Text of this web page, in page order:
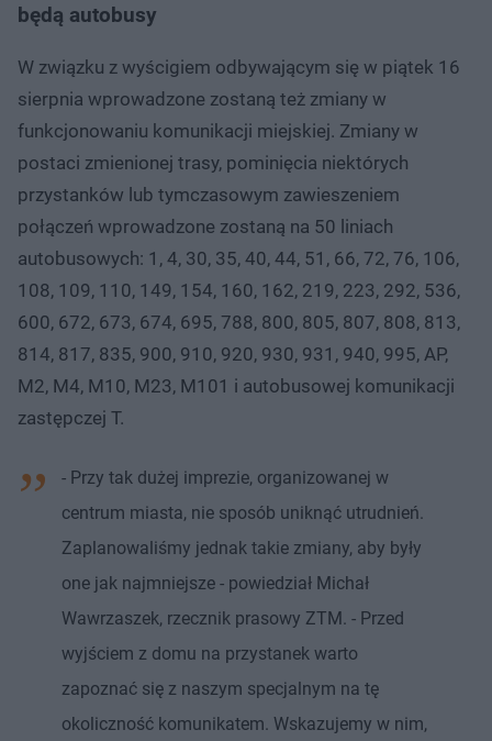
będą autobusy
W związku z wyścigiem odbywającym się w piątek 16
sierpnia wprowadzone zostaną też zmiany w
funkcjonowaniu komunikacji miejskiej. Zmiany w
postaci zmienionej trasy, pominięcia niektórych
przystanków lub tymczasowym zawieszeniem
połączeń wprowadzone zostaną na 50 liniach
autobusowych: 1, 4, 30, 35, 40, 44, 51, 66, 72, 76, 106,
108, 109, 110, 149, 154, 160, 162, 219, 223, 292, 536,
600, 672, 673, 674, 695, 788, 800, 805, 807, 808, 813,
814, 817, 835, 900, 910, 920, 930, 931, 940, 995, AP,
M2, M4, M10, M23, M101 i autobusowej komunikacji
zastępczej T.
- Przy tak dużej imprezie, organizowanej w
centrum miasta, nie sposób uniknąć utrudnień.
Zaplanowaliśmy jednak takie zmiany, aby były
one jak najmniejsze - powiedział Michał
Wawrzaszek, rzecznik prasowy ZTM. - Przed
wyjściem z domu na przystanek warto
zapoznać się z naszym specjalnym na tę
okoliczność komunikatem. Wskazujemy w nim,